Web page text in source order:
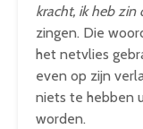
kracht, ik heb zin
zingen. Die
het netvlies
even op zijn
niets te hebben
worden.